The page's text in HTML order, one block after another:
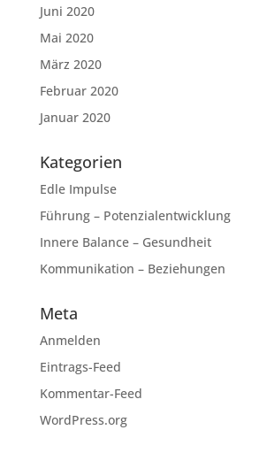
Juni 2020
Mai 2020
März 2020
Februar 2020
Januar 2020
Kategorien
Edle Impulse
Führung – Potenzialentwicklung
Innere Balance – Gesundheit
Kommunikation – Beziehungen
Meta
Anmelden
Eintrags-Feed
Kommentar-Feed
WordPress.org